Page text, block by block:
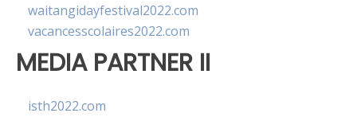
waitangidayfestival2022.com
vacancesscolaires2022.com
MEDIA PARTNER II
isth2022.com